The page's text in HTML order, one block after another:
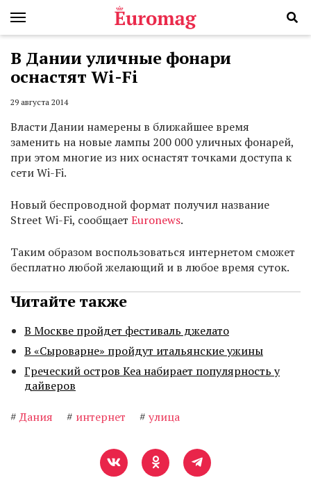
В Дании уличные фонари
оснастят Wi-Fi
29 августа 2014
Власти Дании намерены в ближайшее время
заменить на новые лампы 200 000 уличных фонарей,
при этом многие из них оснастят точками доступа к
сети Wi-Fi.
Новый беспроводной формат получил название
Street Wi-Fi, сообщает Euronews.
Таким образом воспользоваться интернетом сможет
бесплатно любой желающий и в любое время суток.
Читайте также
В Москве пройдет фестиваль джелато
В «Сыроварне» пройдут итальянские ужины
Греческий остров Кеа набирает популярность у
дайверов
# Дания # интернет # улица